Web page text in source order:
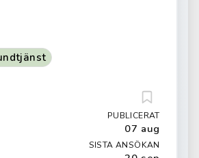
PUBLICERAT
07 aug
SISTA ANSÖKAN